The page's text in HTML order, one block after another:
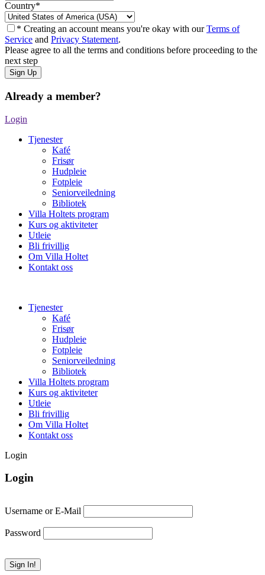
Country*
* Creating an account means you're okay with ourTerms of
Service and Privacy Statement.
Please agree to all the terms and conditions before proceeding to the
next step
Already a member?
Login
Tjenester
Kafé
Frisør
Hudpleie
Fotpleie
Seniorveiledning
Bibliotek
Villa Holtets program
Kurs og aktiviteter
Utleie
Bli frivillig
Om Villa Holtet
Kontakt oss
Tjenester
Kafé
Frisør
Hudpleie
Fotpleie
Seniorveiledning
Bibliotek
Villa Holtets program
Kurs og aktiviteter
Utleie
Bli frivillig
Om Villa Holtet
Kontakt oss
Login
Login
Username or E-Mail
Password